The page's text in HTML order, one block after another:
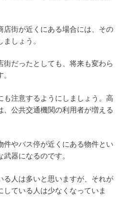
店街が近くにある場合には、その
しょう。
街だったとしても、将来も変わら
も注意するようにしましょう。高
、公共交通機関の利用者が増える
件やバス停が近くにある物件とい
器になるのです。
る人は多いと思いますが、それが
ている人は少なくなっていま